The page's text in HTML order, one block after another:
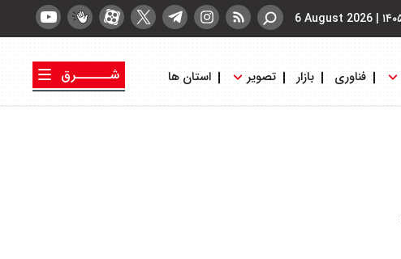
|
6 August 2026
فناوری بازار تصویر استان ها
شــــــرق